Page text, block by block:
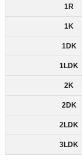
1R
1K
1DK
1LDK
2K
2DK
2LDK
3LDK